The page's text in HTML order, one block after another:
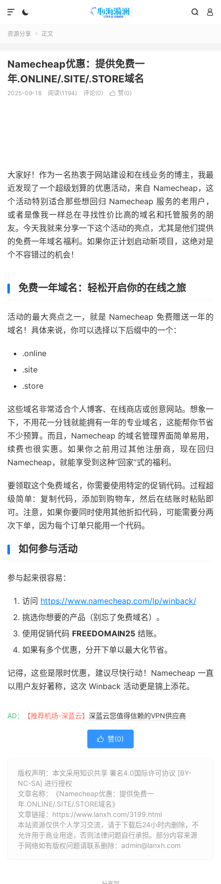
  

资源分享  正文
Namecheap优惠：提供免费一
年.ONLINE/.SITE/.STORE域名
2025-09-18 阅读(1194) 评论(0)  赞(0)
大家好！作为一名热衷于网站建设和在线业务的博主，我最
近发现了一个超级划算的优惠活动，来自 Namecheap，这
个活动特别适合那些想回归 Namecheap 服务的老用户，
或者是像我一样总在寻找性价比高的域名和托管服务的朋
友。今天我就来分享一下这个活动的亮点，尤其是他们提供
的免费一年域名福利。如果你正计划启动新项目，这绝对是
个不容错过的机会！
免费一年域名：轻松开启你的在线之旅
活动的最大亮点之一，就是 Namecheap 免费赠送一年的
域名！具体来说，你可以选择以下后缀中的一个：
.online
.site
.store
这些域名非常适合个人博客、在线商店或创意网站。想象一
下，不用花一分钱就能拥有一年的专业域名，这能帮你节省
不少预算。而且，Namecheap 的域名管理界面简单易用，
续费也很实惠。如果你之前用过其他注册商，现在回归
Namecheap，就能享受到这种“回家”式的福利。
要领取这个免费域名，你需要使用特定的促销代码。过程超
级简单：复制代码，添加到购物车，然后在结账时粘贴即
可。注意，如果你要同时使用其他折扣代码，可能需要分两
次下单，因为每个订单只能用一个代码。
如何参与活动
参与起来很容易：
访问 https://www.namecheap.com/lp/winback/
挑选你想要的产品（别忘了免费域名）。
使用促销代码 FREEDOMAIN25 结账。
如果有多个优惠，分开下单以最大化节省。
记得，这些是限时优惠，建议尽快行动！Namecheap 一直
以用户友好著称，这次 Winback 活动更是锦上添花。
AD： 【推荐机场-深蓝云】 深蓝云您值得信赖的VPN供应商
 赞(0)
版权声明：本文采用知识共享 署名4.0国际许可协议 [BY-
NC-SA] 进行授权
文章名称：《Namecheap优惠：提供免费一
年.ONLINE/.SITE/.STORE域名》
文章链接： https://www.lanxh.com/3199.html
本站资源仅供个人学习交流，请于下载后24小时内删除，不
允许用于商业用途，否则法律问题自行承担。部分内容来源
于网络如有版权问题请联系删除：admin@lanxh.com